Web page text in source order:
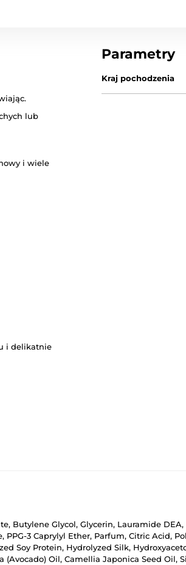
lub
i wiele
i delikatnie
Parametry
Kraj pochodzenia
Butylene Glycol, Glycerin, Lauramide
PPG-3 Caprylyl Ether, Parfum, Citric Acid,
Soy Protein, Hydrolyzed Silk,
Oil, Camellia Japonica Seed Oil,